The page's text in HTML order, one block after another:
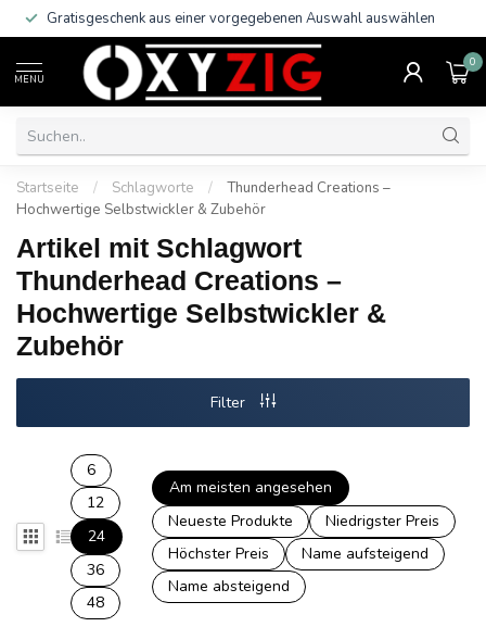
Gratisgeschenk aus einer vorgegebenen Auswahl auswählen
MENU
0
Startseite / Schlagworte /
Thunderhead Creations –
Hochwertige Selbstwickler & Zubehör
Artikel mit Schlagwort
Thunderhead Creations –
Hochwertige Selbstwickler &
Zubehör
Filter
6
12
24
36
48
Am meisten angesehen
Neueste Produkte
Niedrigster Preis
Höchster Preis
Name aufsteigend
Name absteigend